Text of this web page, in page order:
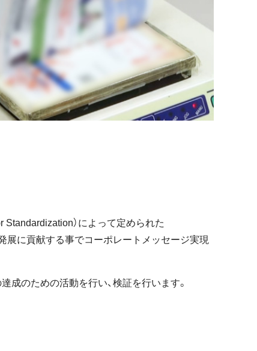
Standardization）によって定められた
展に貢献する事でコーポレートメッセージ実現
成のための活動を行い、検証を行います。